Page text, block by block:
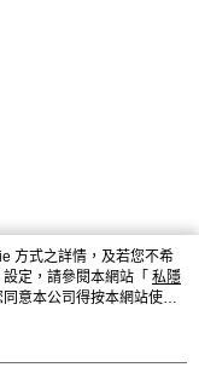
方式之詳情，及若您不希
定，請參閱本網站「 私隱
意本公司得按本網站使用